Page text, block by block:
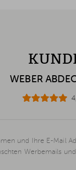
WEBER
und Ihre E-Mail
Werbemails